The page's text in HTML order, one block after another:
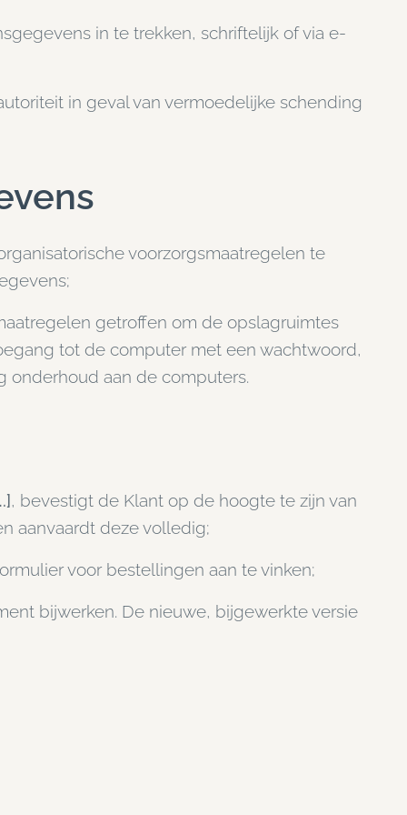
in te trekken, schriftelijk of via e-
in geval van vermoedelijke schending
voorzorgsmaatregelen te
getroffen om de opslagruimtes
tot de computer met een wachtwoord,
onderhoud aan de computers.
, bevestigt de Klant op de hoogte te zijn van
aanvaardt deze volledig;
voor bestellingen aan te vinken;
bijwerken. De nieuwe, bijgewerkte versie